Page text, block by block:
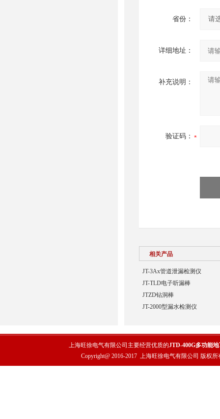
省份：
详细地址：
补充说明：
验证码：
相关产品
JT-3Ax管道泄漏检测仪
JT-TLD电子听漏棒
JTZD钻洞棒
JT-2000型漏水检测仪
上海旺徐电气有限公司主要经营优质的JTD-400G多功能
Copyright@ 2016-2017 上海旺徐电气有限公司 版权